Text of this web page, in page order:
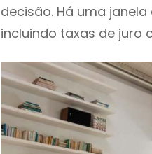
decisão. Há uma
incluindo taxas de juro